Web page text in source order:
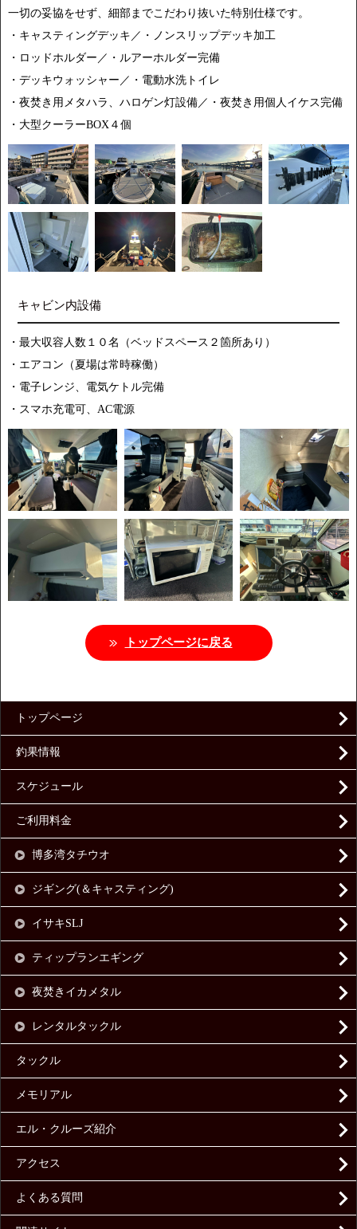
一切の妥協をせず、細部までこだわり抜いた特別仕様です。
・キャスティングデッキ／・ノンスリップデッキ加工
・ロッドホルダー／・ルアーホルダー完備
・デッキウォッシャー／・電動水洗トイレ
・夜焚き用メタハラ、ハロゲン灯設備／・夜焚き用個人イケス完備
・大型クーラーBOX４個
キャビン内設備
・最大収容人数１０名（ベッドスペース２箇所あり）
・エアコン（夏場は常時稼働）
・電子レンジ、電気ケトル完備
・スマホ充電可、AC電源
トップページに戻る
トップページ
釣果情報
スケジュール
ご利用料金
博多湾タチウオ
ジギング(＆キャスティング)
イサキSLJ
ティップランエギング
夜焚きイカメタル
レンタルタックル
タックル
メモリアル
エル・クルーズ紹介
アクセス
よくある質問